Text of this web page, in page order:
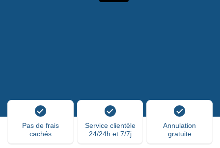
Pas de frais
cachés
Service clientèle
24/24h et 7/7j
Annulation
gratuite